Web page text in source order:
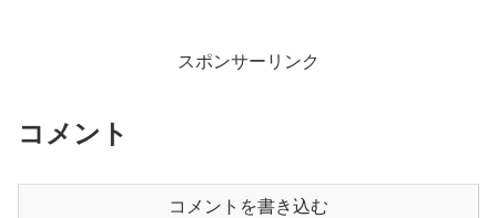
スポンサーリンク
コメント
コメントを書き込む